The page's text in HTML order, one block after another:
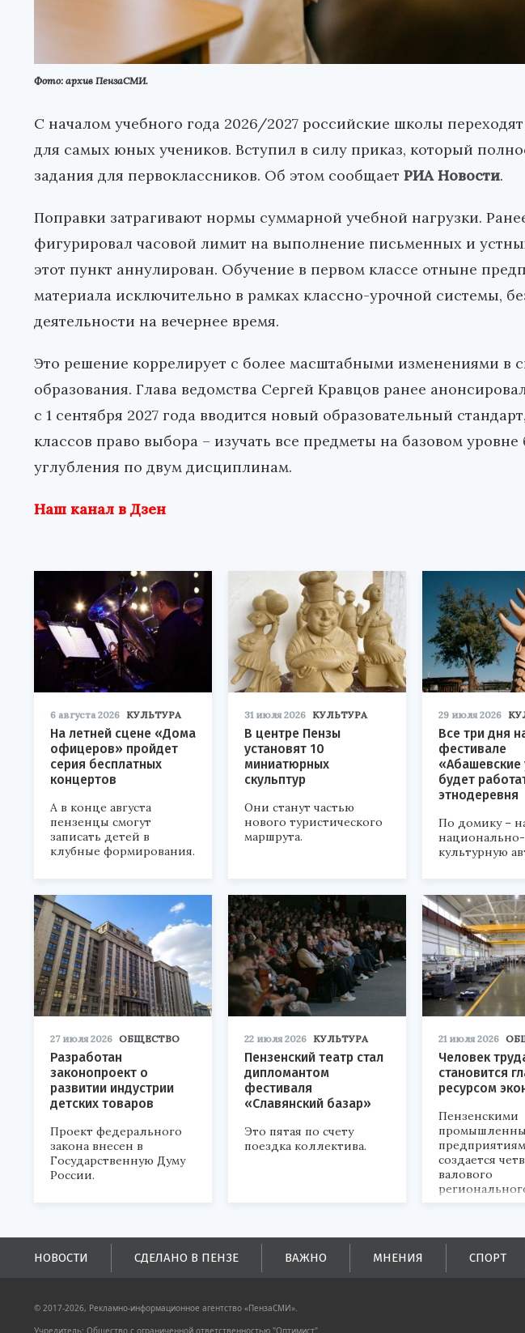
Фото: архив ПензаСМИ.
С началом учебного года 2026/2027 российские школы
для самых юных учеников. Вступил в силу приказ, который
задания для первоклассников. Об этом сообщает РИА Новости.
Поправки затрагивают нормы суммарной учебной нагрузки.
фигурировал часовой лимит на выполнение письменных и
этот пункт аннулирован. Обучение в первом классе отныне
материала исключительно в рамках классно-урочной системы,
деятельности на вечернее время.
Это решение коррелирует с более масштабными изменениями в
образования. Глава ведомства Сергей Кравцов ранее
с 1 сентября 2027 года вводится новый образовательный
классов право выбора – изучать все предметы на базовом уровне
углубления по двум дисциплинам.
Наш канал в Дзен
6 августа 2026 КУЛЬТУРА
На летней сцене «Дома
офицеров» пройдет
серия бесплатных
концертов
А в конце августа
пензенцы смогут
записать детей в
клубные формирования.
31 июля 2026 КУЛЬТУРА
В центре Пензы
установят 10
миниатюрных
скульптур
Они станут частью
нового туристического
маршрута.
29 июля 2026
Все три дня
фестивале
«Абашевские
будет
этнодеревня
По домику –
национально-
культурную
27 июля 2026 ОБЩЕСТВО
Разработан
законопроект о
развитии индустрии
детских товаров
Проект федерального
закона внесен в
Государственную Думу
России.
22 июля 2026 КУЛЬТУРА
Пензенский театр стал
дипломантом
фестиваля
«Славянский базар»
Это пятая по счету
поездка коллектива.
21 июля 2026
Человек
становится
ресурсом
Пензенскими
создается
валового
продукта и
поступлений в
бюджеты
НОВОСТИ СДЕЛАНО В ПЕНЗЕ ВАЖНО МНЕНИЯ СПОРТ
© 2017-2026, Рекламно-информационное агентство «ПензаСМИ».
Учредитель: Общество с ограниченной ответственностью "Оптимист".